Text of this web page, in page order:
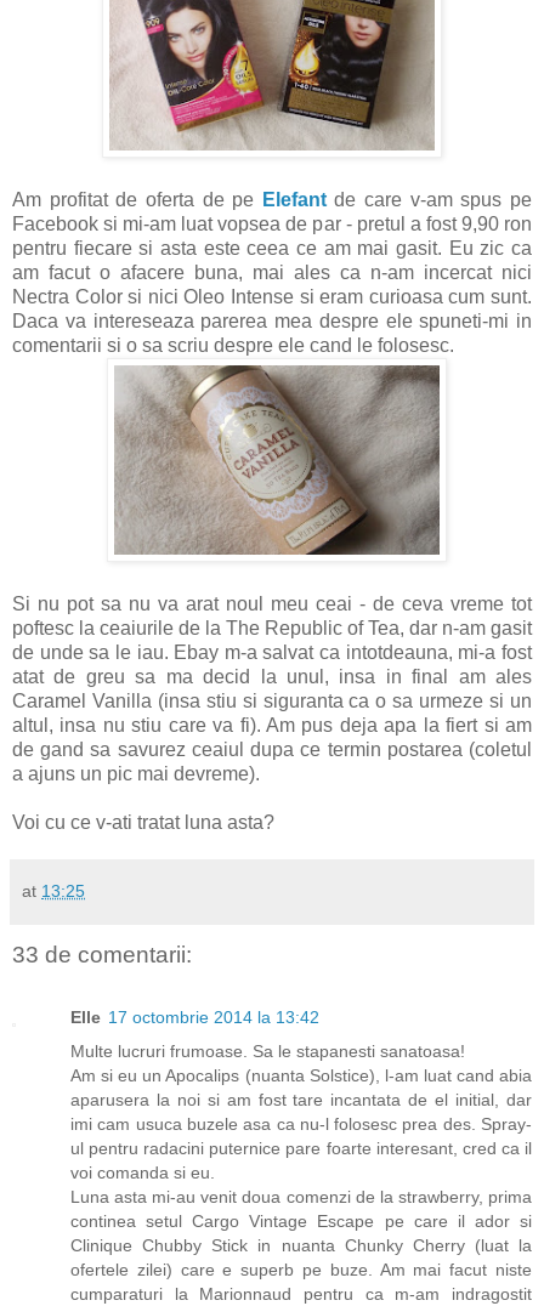
Am profitat de oferta de pe Elefantde care v-am spus pe
Facebook si mi-am luat vopsea de par - pretul a fost 9,90 ron
pentru fiecare si asta este ceea ce am mai gasit. Eu zic ca
am facut o afacere buna, mai ales ca n-am incercat nici
Nectra Color si nici Oleo Intense si eram curioasa cum sunt.
Daca va intereseaza parerea mea despre ele spuneti-mi in
comentarii si o sa scriu despre ele cand le folosesc.
Si nu pot sa nu va arat noul meu ceai - de ceva vreme tot
poftesc la ceaiurile de la The Republic of Tea, dar n-am gasit
de unde sa le iau. Ebay m-a salvat ca intotdeauna, mi-a fost
atat de greu sa ma decid la unul, insa in final am ales
Caramel Vanilla (insa stiu si siguranta ca o sa urmeze si un
altul, insa nu stiu care va fi). Am pus deja apa la fiert si am
de gand sa savurez ceaiul dupa ce termin postarea (coletul
a ajuns un pic mai devreme).
Voi cu ce v-ati tratat luna asta?
at 13:25
33 de comentarii:
Elle 17 octombrie 2014 la 13:42
Multe lucruri frumoase. Sa le stapanesti sanatoasa!
Am si eu un Apocalips (nuanta Solstice), l-am luat cand abia
aparusera la noi si am fost tare incantata de el initial, dar
imi cam usuca buzele asa ca nu-l folosesc prea des. Spray-
ul pentru radacini puternice pare foarte interesant, cred ca il
voi comanda si eu.
Luna asta mi-au venit doua comenzi de la strawberry, prima
continea setul Cargo Vintage Escape pe care il ador si
Clinique Chubby Stick in nuanta Chunky Cherry (luat la
ofertele zilei) care e superb pe buze. Am mai facut niste
cumparaturi la Marionnaud pentru ca m-am indragostit